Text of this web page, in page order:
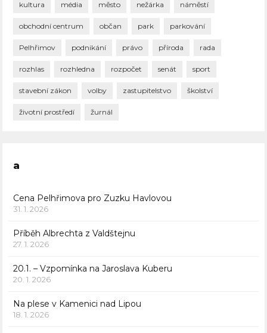
kultura média město nežárka náměstí
obchodní centrum občan park parkování
Pelhřimov podnikání právo příroda rada
rozhlas rozhledna rozpočet senát sport
stavební zákon volby zastupitelstvo školství
životní prostředí žurnál
a
Cena Pelhřimova pro Zuzku Havlovou
31. 1. 2026
Příběh Albrechta z Valdštejnu
27. 1. 2026
20.1. – Vzpomínka na Jaroslava Kuberu
20. 1. 2026
Na plese v Kamenici nad Lipou
18. 1. 2026